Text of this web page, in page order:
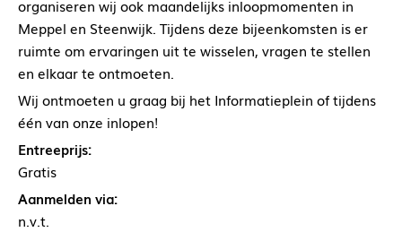
organiseren wij ook maandelijks inloopmomenten in
Meppel en Steenwijk. Tijdens deze bijeenkomsten is er
ruimte om ervaringen uit te wisselen, vragen te stellen
en elkaar te ontmoeten.
Wij ontmoeten u graag bij het Informatieplein of tijdens
één van onze inlopen!
Entreeprijs:
Gratis
Aanmelden via:
n.v.t.